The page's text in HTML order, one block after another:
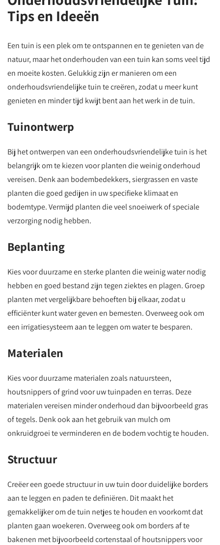
Tips en Ideeën
Een tuin is een plek om te ontspannen en te genieten van de
natuur, maar het onderhouden van een tuin kan soms veel tijd
en moeite kosten. Gelukkig zijn er manieren om een
onderhoudsvriendelijke tuin te creëren, zodat u meer kunt
genieten en minder tijd kwijt bent aan het werk in de tuin.
Tuinontwerp
Bij het ontwerpen van een onderhoudsvriendelijke tuin is het
belangrijk om te kiezen voor planten die weinig onderhoud
vereisen. Denk aan bodembedekkers, siergrassen en vaste
planten die goed gedijen in uw specifieke klimaat en
bodemtype. Vermijd planten die veel snoeiwerk of speciale
verzorging nodig hebben.
Beplanting
Kies voor duurzame en sterke planten die weinig water nodig
hebben en goed bestand zijn tegen ziektes en plagen. Groep
planten met vergelijkbare behoeften bij elkaar, zodat u
efficiënter kunt water geven en bemesten. Overweeg ook om
een irrigatiesysteem aan te leggen om water te besparen.
Materialen
Kies voor duurzame materialen zoals natuursteen,
houtsnippers of grind voor uw tuinpaden en terras. Deze
materialen vereisen minder onderhoud dan bijvoorbeeld gras
of tegels. Denk ook aan het gebruik van mulch om
onkruidgroei te verminderen en de bodem vochtig te houden.
Structuur
Creëer een goede structuur in uw tuin door duidelijke borders
aan te leggen en paden te definiëren. Dit maakt het
gemakkelijker om de tuin netjes te houden en voorkomt dat
planten gaan woekeren. Overweeg ook om borders af te
bakenen met bijvoorbeeld cortenstaal of houtsnippers voor